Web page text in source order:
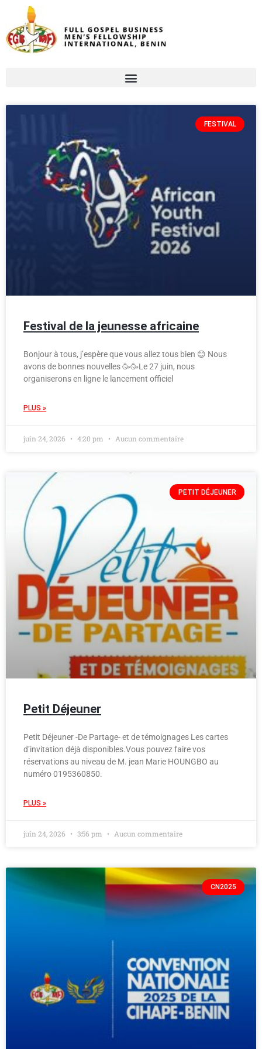
FESTIVAL
Festival de la jeunesse africaine
Bonjour à tous, j’espère que vous allez tous bien 😊 Nous
avons de bonnes nouvelles 🥳🥳Le 27 juin, nous
organiserons en ligne le lancement officiel
PLUS »
juin 24, 2026 4:20 pm Aucun commentaire
PETIT DÉJEUNER
Petit Déjeuner
Petit Déjeuner -De Partage- et de témoignages Les cartes
d’invitation déjà disponibles.Vous pouvez faire vos
réservations au niveau de M. jean Marie HOUNGBO au
numéro 0195360850.
PLUS »
juin 24, 2026 3:56 pm Aucun commentaire
CN2025